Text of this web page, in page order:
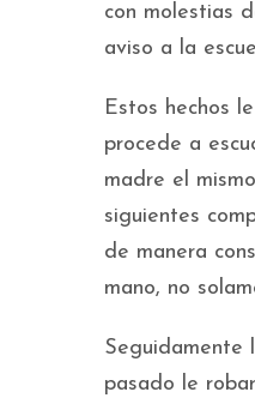
con molestias
aviso a la
Estos hechos
procede a
madre el
siguientes
de manera
mano, no
Seguidamente
pasado le